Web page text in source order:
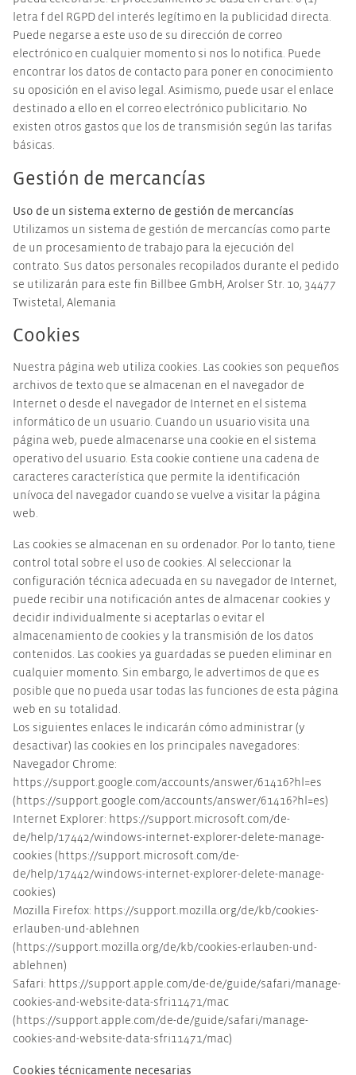
letra f del RGPD del interés legítimo en la publicidad directa.
Puede negarse a este uso de su dirección de correo
electrónico en cualquier momento si nos lo notifica. Puede
encontrar los datos de contacto para poner en conocimiento
su oposición en el aviso legal. Asimismo, puede usar el enlace
destinado a ello en el correo electrónico publicitario. No
existen otros gastos que los de transmisión según las tarifas
básicas.
Gestión de mercancías
Uso de un sistema externo de gestión de mercancías
Utilizamos un sistema de gestión de mercancías como parte
de un procesamiento de trabajo para la ejecución del
contrato. Sus datos personales recopilados durante el pedido
se utilizarán para este fin Billbee GmbH, Arolser Str. 10, 34477
Twistetal, Alemania
Cookies
Nuestra página web utiliza cookies. Las cookies son pequeños
archivos de texto que se almacenan en el navegador de
Internet o desde el navegador de Internet en el sistema
informático de un usuario. Cuando un usuario visita una
página web, puede almacenarse una cookie en el sistema
operativo del usuario. Esta cookie contiene una cadena de
caracteres característica que permite la identificación
unívoca del navegador cuando se vuelve a visitar la página
web.
Las cookies se almacenan en su ordenador. Por lo tanto, tiene
control total sobre el uso de cookies. Al seleccionar la
configuración técnica adecuada en su navegador de Internet,
puede recibir una notificación antes de almacenar cookies y
decidir individualmente si aceptarlas o evitar el
almacenamiento de cookies y la transmisión de los datos
contenidos. Las cookies ya guardadas se pueden eliminar en
cualquier momento. Sin embargo, le advertimos de que es
posible que no pueda usar todas las funciones de esta página
web en su totalidad.
Los siguientes enlaces le indicarán cómo administrar (y
desactivar) las cookies en los principales navegadores:
Navegador Chrome:
https://support.google.com/accounts/answer/61416?hl=es
(https://support.google.com/accounts/answer/61416?hl=es)
Internet Explorer: https://support.microsoft.com/de-
de/help/17442/windows-internet-explorer-delete-manage-
cookies (https://support.microsoft.com/de-
de/help/17442/windows-internet-explorer-delete-manage-
cookies)
Mozilla Firefox: https://support.mozilla.org/de/kb/cookies-
erlauben-und-ablehnen
(https://support.mozilla.org/de/kb/cookies-erlauben-und-
ablehnen)
Safari: https://support.apple.com/de-de/guide/safari/manage-
cookies-and-website-data-sfri11471/mac
(https://support.apple.com/de-de/guide/safari/manage-
cookies-and-website-data-sfri11471/mac)
Cookies técnicamente necesarias